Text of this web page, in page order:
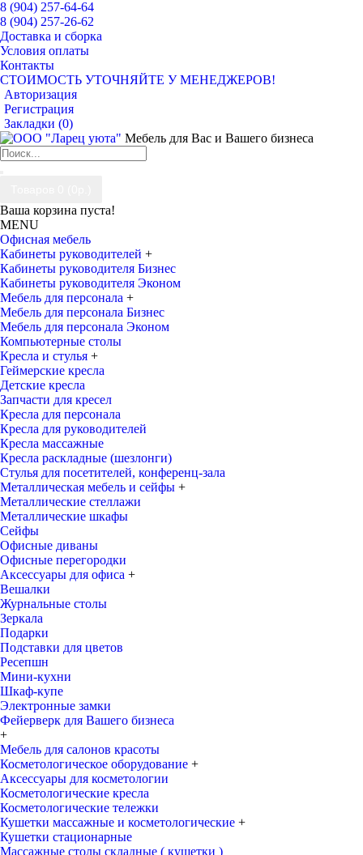
8 (904) 257-64-64
8 (904) 257-26-62
Доставка и сборка
Условия оплаты
Контакты
СТОИМОСТЬ УТОЧНЯЙТЕ У МЕНЕДЖЕРОВ!
Авторизация
Регистрация
Закладки (0)
Мебель для Вас и Вашего бизнеса
Ваша корзина пуста!
MENU
Офисная мебель
Кабинеты руководителей +
Кабинеты руководителя Бизнес
Кабинеты руководителя Эконом
Мебель для персонала +
Мебель для персонала Бизнес
Мебель для персонала Эконом
Компьютерные столы
Кресла и стулья +
Геймерские кресла
Детские кресла
Запчасти для кресел
Кресла для персонала
Кресла для руководителей
Кресла массажные
Кресла раскладные (шезлонги)
Стулья для посетителей, конференц-зала
Металлическая мебель и сейфы +
Металлические стеллажи
Металлические шкафы
Сейфы
Офисные диваны
Офисные перегородки
Аксессуары для офиса +
Вешалки
Журнальные столы
Зеркала
Подарки
Подставки для цветов
Ресепшн
Мини-кухни
Шкаф-купе
Электронные замки
Фейерверк для Вашего бизнеса
+
Мебель для салонов красоты
Косметологическое оборудование +
Аксессуары для косметологии
Косметологические кресла
Косметологические тележки
Кушетки массажные и косметологические +
Кушетки стационарные
Массажные столы складные ( кушетки )